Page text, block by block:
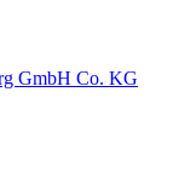
GmbH Co. KG